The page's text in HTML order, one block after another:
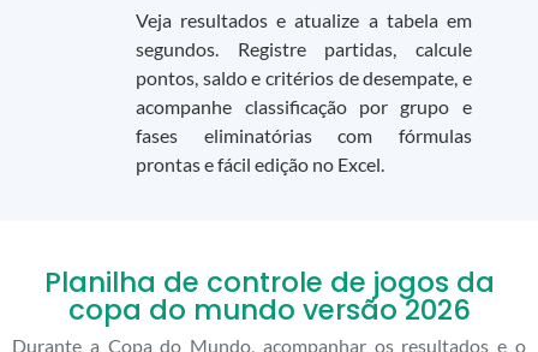
Veja resultados e atualize a tabela em
segundos. Registre partidas, calcule
pontos, saldo e critérios de desempate, e
acompanhe classificação por grupo e
fases eliminatórias com fórmulas
prontas e fácil edição no Excel.
Planilha de controle de jogos da
copa do mundo versão 2026
Durante a Copa do Mundo, acompanhar os resultados e o